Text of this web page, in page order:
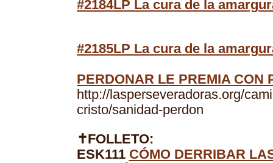
#2184LP La cura de la
#2185LP La cura de la
PERDONAR LE PREMIA CON
http://lasperseveradoras.org/
cristo/sanidad-perdon
✝FOLLETO:
ESK111 CÓMO DERRIBAR